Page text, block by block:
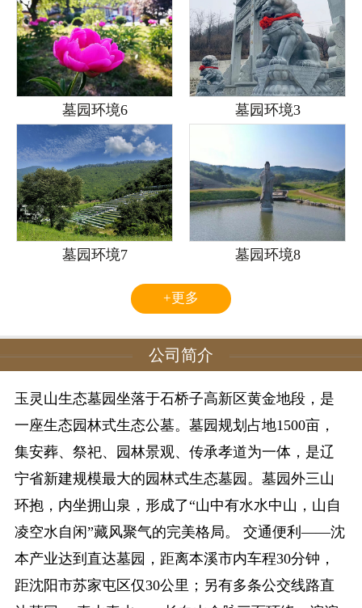
墓园环境6 墓园环境3
墓园环境7 墓园环境8
+更多
公司简介
玉灵山生态墓园坐落于石桥子高新区黄金地段，是
一座生态园林式生态公墓。墓园规划占地1500亩，
集安葬、祭祀、园林景观、传承孝道为一体，是辽
宁省新建规模最大的园林式生态墓园。墓园外三山
环抱，内坐拥山泉，形成了“山中有水水中山，山自
凌空水自闲”藏风聚气的完美格局。 交通便利——沈
本产业达到直达墓园，距离本溪市内车程30分钟，
距沈阳市苏家屯区仅30公里；另有多条公交线路直